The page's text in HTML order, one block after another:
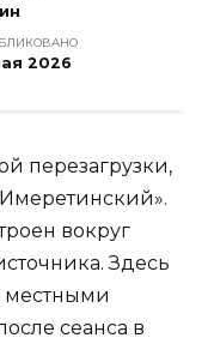
2026
перезагрузки,
вокруг
Здесь
местными
сеанса в